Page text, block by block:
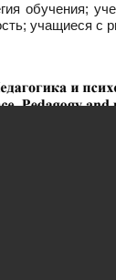
обучения;
учащиеся с